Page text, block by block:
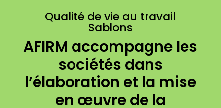
Qualité de vie au travail
Sablons
AFIRM accompagne les
sociétés dans
l’élaboration et la mise
en œuvre de la